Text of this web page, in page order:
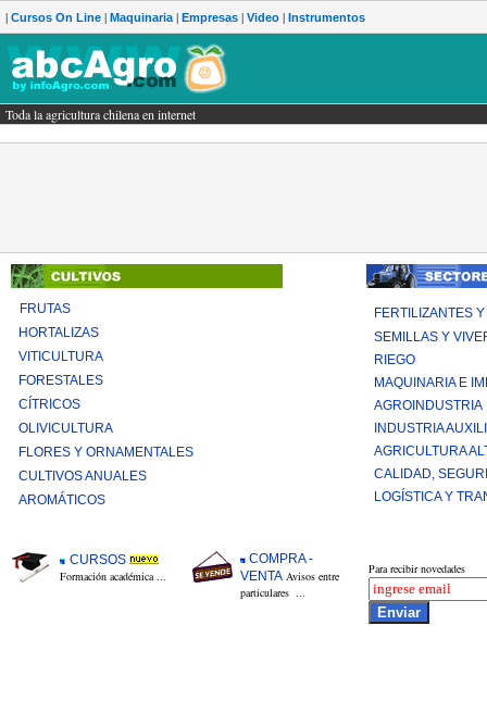
| Cursos On Line | Maquinaria | Empresas | Video | Instrumentos
Toda la agricultura chilena en internet
FRUTAS
HORTALIZAS
VITICULTURA
FORESTALES
CÍTRICOS
OLIVICULTURA
FLORES Y ORNAMENTALES
CULTIVOS ANUALES
AROMÁTICOS
FERTILIZANTES
SEMILLAS Y
RIEGO
MAQUINARIA E
AGROINDUSTRIA
INDUSTRIA
AGRICULTURA
CALIDAD,
LOGÍSTICA Y
CURSOS
Formación académica...
COMPRA -
VENTA Avisos entre
particulares ...
Para recibir novedades